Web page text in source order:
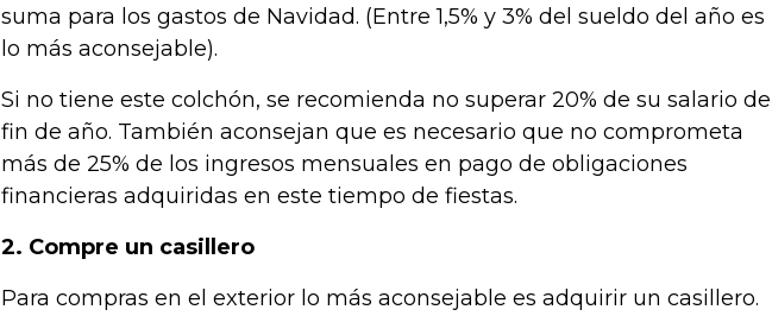
suma para los gastos de Navidad. (Entre 1,5% y 3% del sueldo del año es
lo más aconsejable).
Si no tiene este colchón, se recomienda no superar 20% de su salario de
fin de año. También aconsejan que es necesario que no comprometa
más de 25% de los ingresos mensuales en pago de obligaciones
financieras adquiridas en este tiempo de fiestas.
2. Compre un casillero
Para compras en el exterior lo más aconsejable es adquirir un casillero.